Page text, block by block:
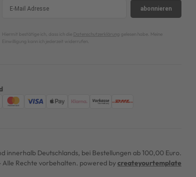
abonnieren
Hiermit bestätige ich, dass ich die Datenschutzerklärung gelesen habe. Meine
Einwilligung kann ich jederzeit widerrufen.
innerhalb Deutschlands, bei Bestellungen ab 100,00 Euro.
Rechte vorbehalten. powered bycreateyourtemplate